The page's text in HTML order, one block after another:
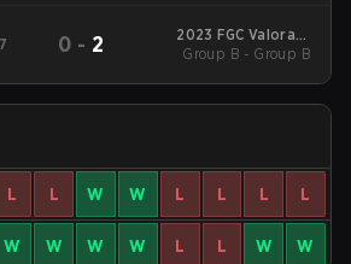
0 - 2
2023 FGC Valorant
Invitational: Act 1
Group B - Group B
L L W W L L L L
W W W W L L W W